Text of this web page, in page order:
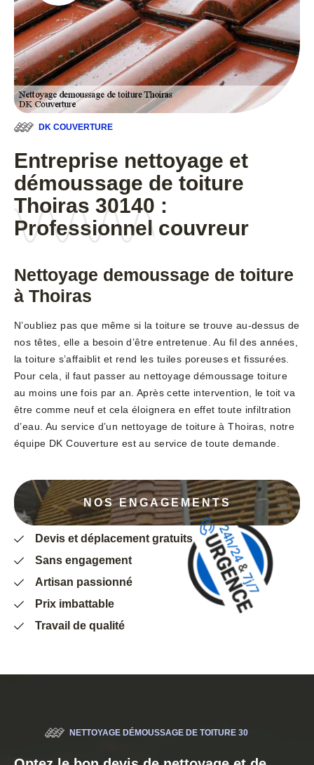
DK COUVERTURE
Entreprise nettoyage et
démoussage de toiture
Thoiras 30140 :
Professionnel couvreur
Nettoyage demoussage de toiture
à Thoiras
N’oubliez pas que même si la toiture se trouve au-dessus de
nos têtes, elle a besoin d’être entretenue. Au fil des années,
la toiture s’affaiblit et rend les tuiles poreuses et fissurées.
Pour cela, il faut passer au nettoyage démoussage toiture
au moins une fois par an. Après cette intervention, le toit va
être comme neuf et cela éloignera en effet toute infiltration
d’eau. Au service d’un nettoyage de toiture à Thoiras, notre
équipe DK Couverture est au service de toute demande.
NOS ENGAGEMENTS
Devis et déplacement gratuits
Sans engagement
Artisan passionné
Prix imbattable
Travail de qualité
NETTOYAGE DÉMOUSSAGE DE TOITURE 30